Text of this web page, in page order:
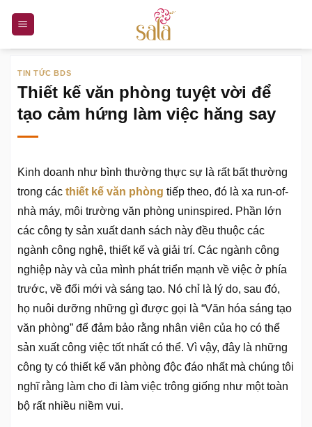
nội
TIN TỨC BDS
Thiết kế văn phòng tuyệt vời để
tạo cảm hứng làm việc hăng say
Kinh doanh như bình thường thực sự là rất bất thường
trong các thiết kế văn phòng tiếp theo, đó là xa run-of-
nhà máy, môi trường văn phòng uninspired. Phần lớn
các công ty sản xuất danh sách này đều thuộc các
ngành công nghệ, thiết kế và giải trí. Các ngành công
nghiệp này và của mình phát triển mạnh về việc ở phía
trước, về đổi mới và sáng tạo. Nó chỉ là lý do, sau đó,
họ nuôi dưỡng những gì được gọi là “Văn hóa sáng tạo
văn phòng” để đảm bảo rằng nhân viên của họ có thể
sản xuất công việc tốt nhất có thể. Vì vậy, đây là những
công ty có thiết kế văn phòng độc đáo nhất mà chúng tôi
nghĩ rằng làm cho đi làm việc trông giống như một toàn
bộ rất nhiều niềm vui.